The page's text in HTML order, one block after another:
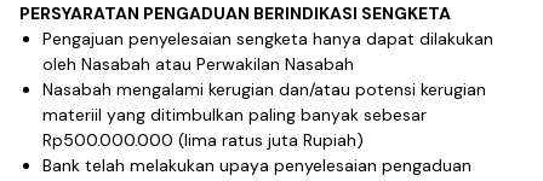
PERSYARATAN PENGADUAN BERINDIKASI SENGKETA
Pengajuan penyelesaian sengketa hanya dapat dilakukan
oleh Nasabah atau Perwakilan Nasabah
Nasabah mengalami kerugian dan/atau potensi kerugian
materiil yang ditimbulkan paling banyak sebesar
Rp500.000.000 (lima ratus juta Rupiah)
Bank telah melakukan upaya penyelesaian pengaduan